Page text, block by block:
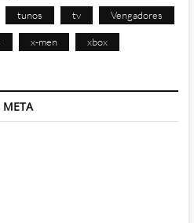
tunos tv Vengadores
x-men xbox
META